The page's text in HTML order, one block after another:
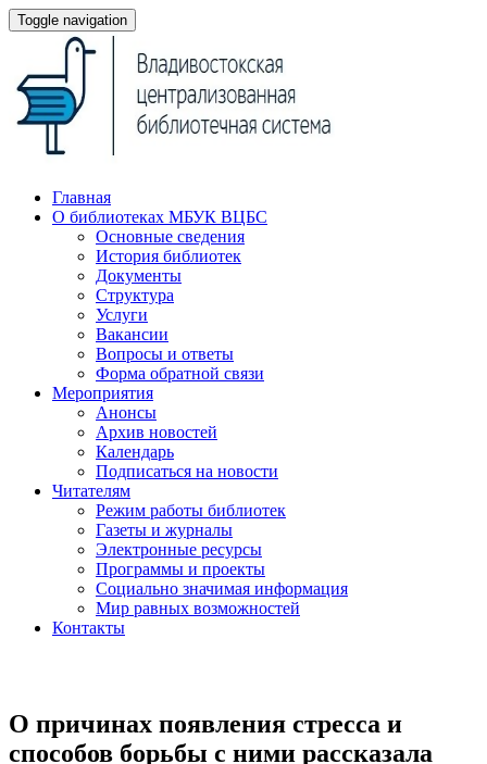
Toggle navigation
Главная
О библиотеках МБУК ВЦБС
Основные сведения
История библиотек
Документы
Структура
Услуги
Вакансии
Вопросы и ответы
Форма обратной связи
Мероприятия
Анонсы
Архив новостей
Календарь
Подписаться на новости
Читателям
Режим работы библиотек
Газеты и журналы
Электронные ресурсы
Программы и проекты
Социально значимая информация
Мир равных возможностей
Контакты
О причинах появления стресса и
способов борьбы с ними рассказала